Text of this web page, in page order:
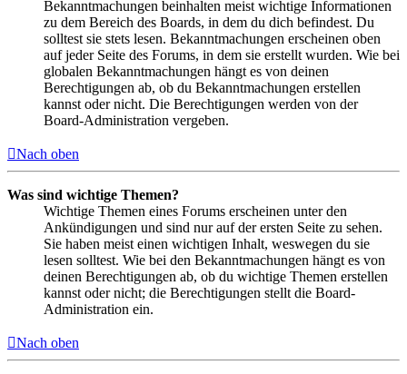
Bekanntmachungen beinhalten meist wichtige Informationen
zu dem Bereich des Boards, in dem du dich befindest. Du
solltest sie stets lesen. Bekanntmachungen erscheinen oben
auf jeder Seite des Forums, in dem sie erstellt wurden. Wie bei
globalen Bekanntmachungen hängt es von deinen
Berechtigungen ab, ob du Bekanntmachungen erstellen
kannst oder nicht. Die Berechtigungen werden von der
Board-Administration vergeben.
Nach oben
Was sind wichtige Themen?
Wichtige Themen eines Forums erscheinen unter den
Ankündigungen und sind nur auf der ersten Seite zu sehen.
Sie haben meist einen wichtigen Inhalt, weswegen du sie
lesen solltest. Wie bei den Bekanntmachungen hängt es von
deinen Berechtigungen ab, ob du wichtige Themen erstellen
kannst oder nicht; die Berechtigungen stellt die Board-
Administration ein.
Nach oben